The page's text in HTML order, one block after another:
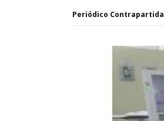
Periódico Contrapartida